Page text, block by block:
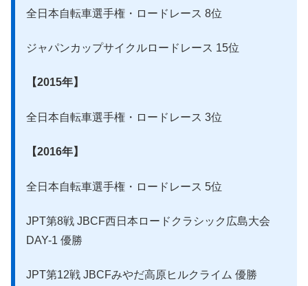
全日本自転車選手権・ロードレース 8位
ジャパンカップサイクルロードレース 15位
【2015年】
全日本自転車選手権・ロードレース 3位
【2016年】
全日本自転車選手権・ロードレース 5位
JPT第8戦 JBCF西日本ロードクラシック広島大会
DAY-1 優勝
JPT第12戦 JBCFみやだ高原ヒルクライム 優勝